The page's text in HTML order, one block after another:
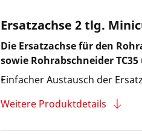
Ersatzachse 2 tlg.
Die Ersatzachse für den
sowie Rohrabschneider TC35
Einfacher Austausch der
Weitere Produktdetails